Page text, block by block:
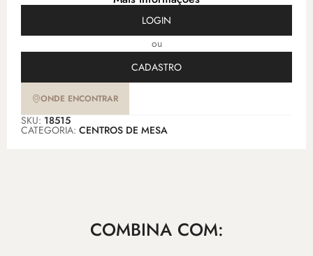
LOGIN
ou
CADASTRO
ONDE ENCONTRAR
SKU: 18515
CATEGORIA: CENTROS DE MESA
COMBINA COM: